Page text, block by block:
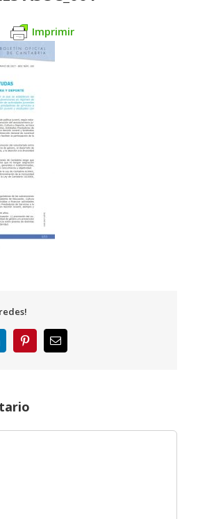
Imprimir
LinkedInPinterestCorreo
electrónico